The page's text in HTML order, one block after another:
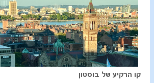
קו הרקיע של בוסטון